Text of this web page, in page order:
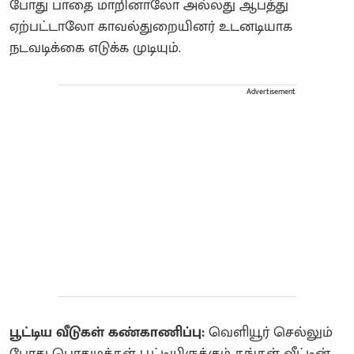
போது பாதை மாறினாலோ அல்லது ஆபத்து
ஏற்பட்டாலோ காவல்துறையினர் உடனடியாக
நடவடிக்கை எடுக்க முடியும்.
Advertisement
பூட்டிய வீடுகள் கண்காணிப்பு:வெளியூர் செல்லும்